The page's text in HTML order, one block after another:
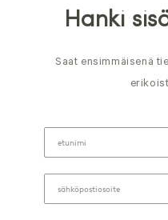
Hanki
Saat ensimmäisenä